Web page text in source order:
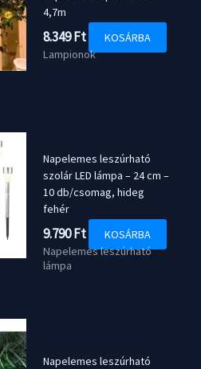
4,7m
8.349Ft
KOSÁRBA
Lampionok
Napelemes leszúrható
szolár LED lámpa – 24 cm –
10 db/csomag, hideg
fehér
9.790Ft
KOSÁRBA
Napelemes leszúrható
lámpa
Napelemes leszúrható